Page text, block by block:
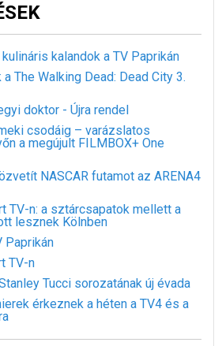
kalandok a TV Paprikán
The Walking Dead: Dead City 3.
doktor - Újra rendel
csodáig – varázslatos
a megújult FILMBOX+ One
NASCAR futamot az ARENA4
TV-n: a sztárcsapatok mellett a
lesznek Kölnben
Paprikán
TV-n
Tucci sorozatának új évada
érkeznek a héten a TV4 és a